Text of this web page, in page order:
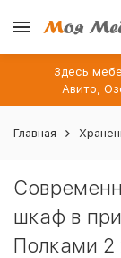
Здесь
Авито,
Главная
шкаф в
Полками 2